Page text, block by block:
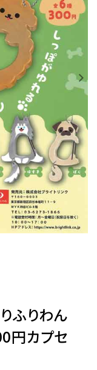
ふりわん
円カプセ